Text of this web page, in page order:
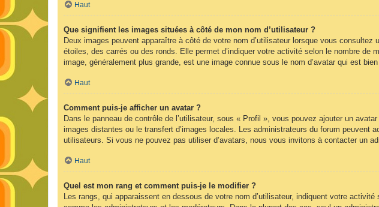
Haut
Que signifient les images situées à côté de mon nom d’utilisateur ?
Deux images peuvent apparaître à côté de votre nom d’utilisateur lorsque vous
étoiles, des carrés ou des ronds. Elle permet d’indiquer votre activité selon le nombre
image, généralement plus grande, est une image connue sous le nom d’avatar qui est
Haut
Comment puis-je afficher un avatar ?
Dans le panneau de contrôle de l’utilisateur, sous « Profil », vous pouvez ajouter un
images distantes ou le transfert d’images locales. Les administrateurs du forum peuvent
utilisateurs. Si vous ne pouvez pas utiliser d’avatars, nous vous invitons à contacter un
Haut
Quel est mon rang et comment puis-je le modifier ?
Les rangs, qui apparaissent en dessous de votre nom d’utilisateur, indiquent votre